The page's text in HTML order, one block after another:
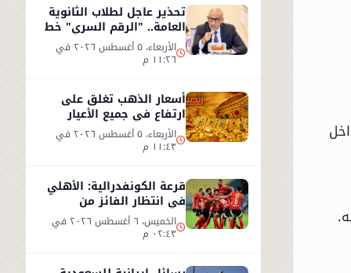
تحذير عاجل لطلاب الثانوية
العامة.. "الرقم السري" خط
أحمر الأربعاء، ٥ أغسطس ٢٠٢٦ في
١١:٢٦ م
أسعار الذهب تغلق على
ارتفاع في جميع الأعيار
الأربعاء، ٥ أغسطس ٢٠٢٦ في
١١:٤٣ م
قرعة الكونفدرالية: الأهلي
في انتظار الفائز من
مقديشو سيتي وكيتاراالخميس، ٦ أغسطس ٢٠٢٦ في
٠٢:٤٣ م